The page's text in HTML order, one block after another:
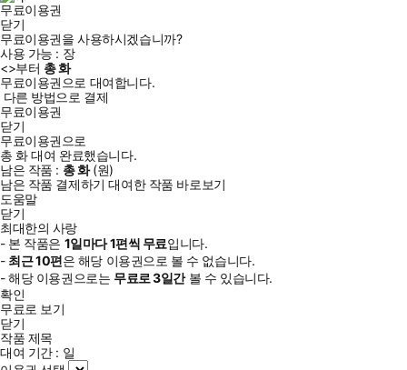
무료이용권
닫기
무료이용권을 사용하시겠습니까?
사용 가능 : 장
<>부터 총화
무료이용권으로 대여합니다.
다른 방법으로 결제
무료이용권
닫기
무료이용권으로
총 화대여 완료했습니다.
남은 작품 : 총화(원)
남은 작품 결제하기 대여한 작품 바로보기
도움말
닫기
최대한의 사랑
- 본 작품은 1일마다1편씩 무료입니다.
- 최근10편은 해당 이용권으로 볼 수 없습니다.
- 해당 이용권으로는 무료로3일간볼 수 있습니다.
확인
무료로 보기
닫기
작품 제목
대여 기간 : 일